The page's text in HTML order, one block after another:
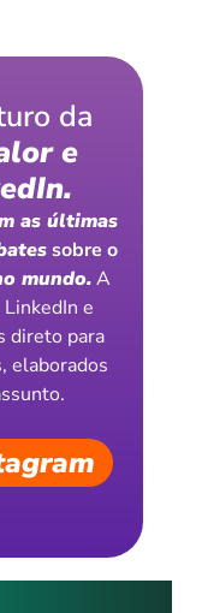
da
e
as últimas
sobre o
mundo. A
e
direto para
elaborados